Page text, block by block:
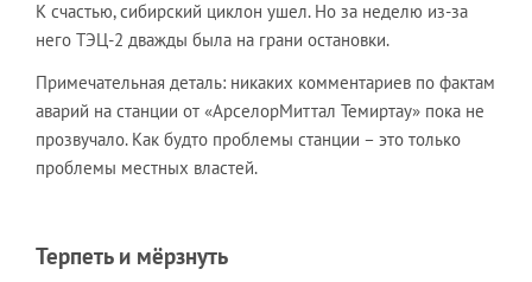
К счастью, сибирский циклон ушел. Но за неделю из-за
него ТЭЦ-2 дважды была на грани остановки.
Примечательная деталь: никаких комментариев по фактам
аварий на станции от «АрселорМиттал Темиртау» пока не
прозвучало. Как будто проблемы станции – это только
проблемы местных властей.
Терпеть и мёрзнуть